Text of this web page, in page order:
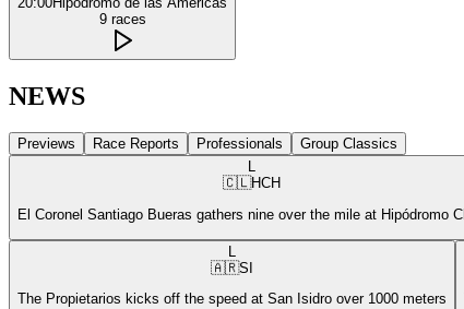
9 races
NEWS
Previews Race Reports Professionals
Group Classics
L
🇨🇱HCH
El Coronel Santiago Bueras gathers nine over the mile at Hipódromo
L
🇦🇷SI
The Propietarios kicks off the speed at San Isidro over 1000 meters